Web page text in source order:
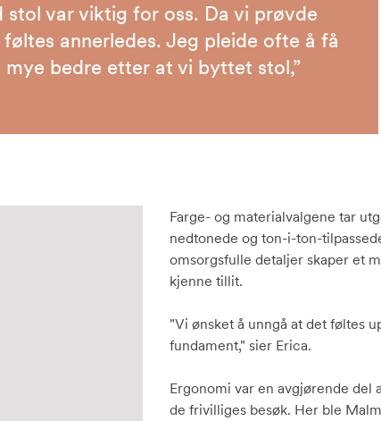
stol var viktig for oss. Da vi prøvde
annerledes. Jeg pleide ofte å få
bedre etter at vi byttet stol,”
Farge- og materialvalgene tar
nedtonede og ton-i-ton-
omsorgsfulle detaljer skaper et
kjenne tillit.
"Vi ønsket å unngå at det føltes
fundament," sier Erica.
Ergonomi var en avgjørende del
de frivilliges besøk. Her ble